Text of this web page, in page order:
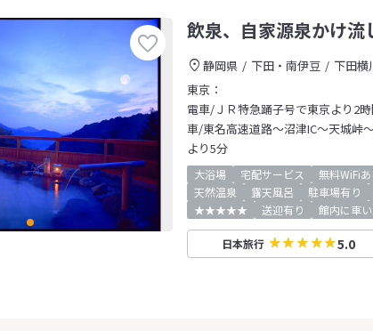
飲泉、自家源泉かけ
静岡県 下田・南伊豆
下田横
東京：
電車/ＪＲ特急踊子号で東京より2
車/東名高速道路～沼津IC～天城峠
より5分
大浴場 宅配サービス 無料WiFiあ
天然温泉
露天風呂 駐車場有り
★★★★★
送迎有り 館内に車
日本旅行 5.0